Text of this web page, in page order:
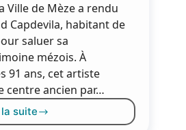
Ville de Mèze a rendu
Capdevila, habitant de
saluer sa
mézois. À
91 ans, cet artiste
centre ancien par…
suite
Hommage